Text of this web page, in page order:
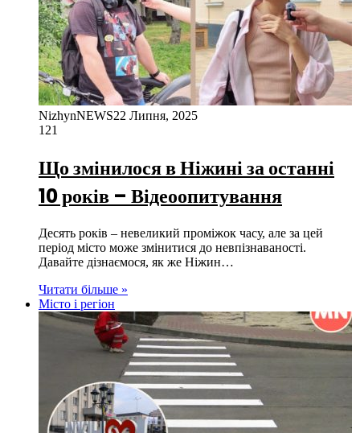
NizhynNEWS22 Липня, 2025
121
Що змінилося в Ніжині за останні
10 років – Відеоопитування
Десять років – невеликий проміжок часу, але за цей
період місто може змінитися до невпізнаваності.
Давайте дізнаємося, як же Ніжин…
Читати більше »
Місто і регіон